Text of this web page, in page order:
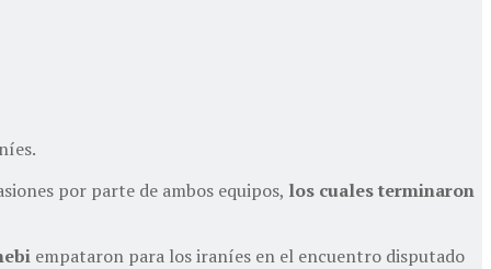
por parte de ambos equipos, los cuales terminaron
empataron para los iraníes en el encuentro disputado